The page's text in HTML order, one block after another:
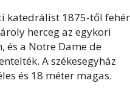
katedrálist 1875-től fehér
herceg az egykori
és a Notre Dame de
A székesegyház
és 18 méter magas.